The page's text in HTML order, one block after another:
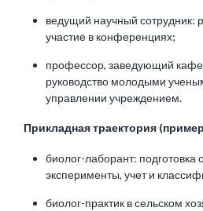
ведущий научный сотрудник:
участие в конференциях;
профессор, заведующий
руководство молодыми
управлении учреждением.
Прикладная траектория
биолог-лаборант: подготовка
эксперименты, учет и
биолог-практик в сельском